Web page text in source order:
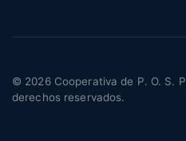
© 2026 Cooperativa de P. O. S.
derechos reservados.